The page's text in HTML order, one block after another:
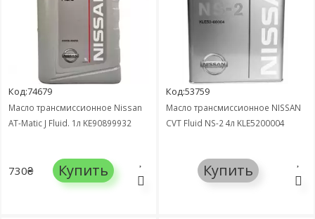
Код:74679
Масло трансмиссионное Nissan
AT-Matic J Fluid. 1л KE90899932
730₴ Купить
Код:53759
Масло трансмиссионное NISSAN
CVT Fluid NS-2 4л KLE5200004
Купить